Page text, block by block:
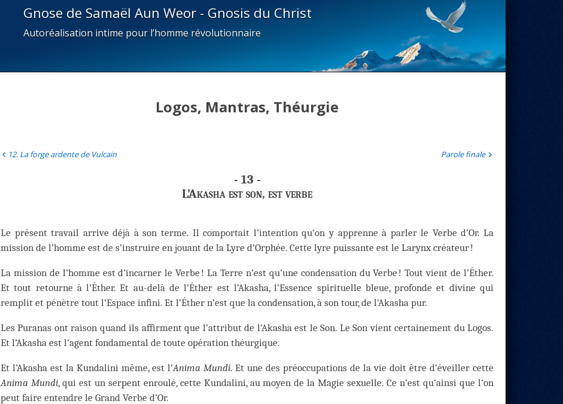
Gnose de Samaël Aun Weor - Gnosis du Christ
Autoréalisation intime pour l’homme révolutionnaire
Logos, Mantras, Théurgie
12. La forge ardente de Vulcain Parole finale
- 13 -
L’Akasha est son, est verbe
Le présent travail arrive déjà à son terme. Il comportait l’intention qu’on y apprenne à parler le Verbe d’Or. La
mission de l’homme est de s’instruire en jouant de la Lyre d’Orphée. Cette lyre puissante est le Larynx créateur !
La mission de l’homme est d’incarner le Verbe ! La Terre n’est qu’une condensation du Verbe ! Tout vient de l’Éther.
Et tout retourne à l’Éther. Et au-delà de l’Éther est l’Akasha, l’Essence spirituelle bleue, profonde et divine qui
remplit et pénètre tout l’Espace infini. Et l’Éther n’est que la condensation, à son tour, de l’Akasha pur.
Les Puranas ont raison quand ils affirment que l’attribut de l’Akasha est le Son. Le Son vient certainement du Logos.
Et l’Akasha est l’agent fondamental de toute opération théurgique.
Et l’Akasha est la Kundalini même, est l’Anima Mundi. Et une des préoccupations de la vie doit être d’éveiller cette
Anima Mundi, qui est un serpent enroulé, cette Kundalini, au moyen de la Magie sexuelle. Ce n’est qu’ainsi que l’on
peut faire entendre le Grand Verbe d’Or.